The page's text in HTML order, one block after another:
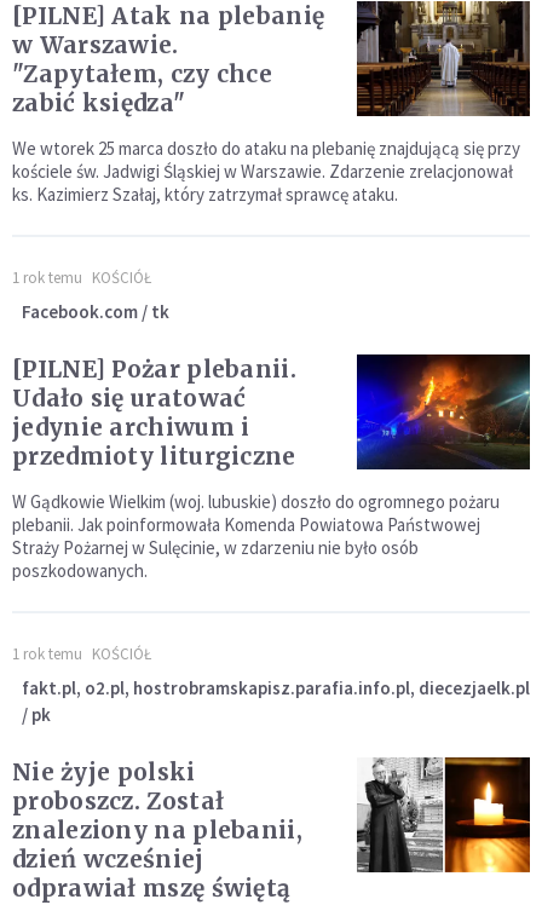
[PILNE] Atak na plebanię
w Warszawie.
"Zapytałem, czy chce
zabić księdza"
We wtorek 25 marca doszło do ataku na plebanię znajdującą się przy
kościele św. Jadwigi Śląskiej w Warszawie. Zdarzenie zrelacjonował
ks. Kazimierz Szałaj, który zatrzymał sprawcę ataku.
1 rok temu KOŚCIÓŁ
Facebook.com / tk
[PILNE] Pożar plebanii.
Udało się uratować
jedynie archiwum i
przedmioty liturgiczne
W Gądkowie Wielkim (woj. lubuskie) doszło do ogromnego pożaru
plebanii. Jak poinformowała Komenda Powiatowa Państwowej
Straży Pożarnej w Sulęcinie, w zdarzeniu nie było osób
poszkodowanych.
1 rok temu KOŚCIÓŁ
fakt.pl, o2.pl, hostrobramskapisz.parafia.info.pl, diecezjaelk.pl
/ pk
Nie żyje polski
proboszcz. Został
znaleziony na plebanii,
dzień wcześniej
odprawiał mszę świętą